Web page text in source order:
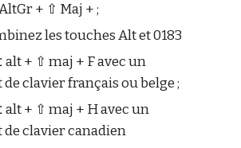
+ ⇧ Maj + ;
les touches Alt et 0183
alt + ⇧ maj + F avec un
clavier français ou belge ;
alt + ⇧ maj + H avec un
clavier canadien